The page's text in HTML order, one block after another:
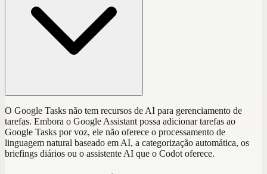
O Google Tasks não tem recursos de AI para gerenciamento de
tarefas. Embora o Google Assistant possa adicionar tarefas ao
Google Tasks por voz, ele não oferece o processamento de
linguagem natural baseado em AI, a categorização automática, os
briefings diários ou o assistente AI que o Codot oferece.